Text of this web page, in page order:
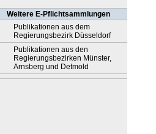
Weitere E-Pflichtsammlungen
Publikationen aus dem
Regierungsbezirk Düsseldorf
Publikationen aus den
Regierungsbezirken Münster,
Arnsberg und Detmold